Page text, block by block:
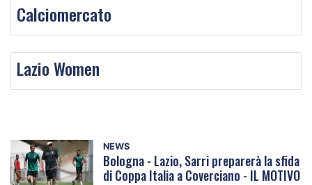
Calciomercato
Lazio Women
NEWS
Bologna - Lazio, Sarri preparerà la sfida
di Coppa Italia a Coverciano - IL MOTIVO